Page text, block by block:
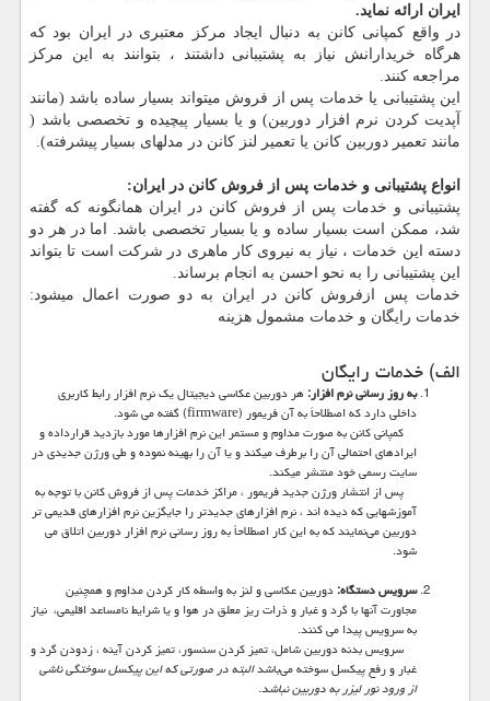
ایران ارائه نماید.
در واقع کمپانی کانن به دنبال ایجاد مرکز معتبری در ایران بود که
هرگاه خریدارانش نیاز به پشتیبانی داشتند ، بتوانند به این مرکز
مراجعه کنند.
این پشتیبانی یا خدمات پس از فروش میتواند بسیار ساده باشد (مانند
آپدیت کردن نرم افزار دوربین) و یا بسیار پیچیده و تخصصی باشد (
مانند تعمیر دوربین کانن یا تعمیر لنز کانن در مدلهای بسیار پیشرفته).
انواع پشتیبانی و خدمات پس از فروش کانن در ایران:
پشتیبانی و خدمات پس از فروش کانن در ایران همانگونه که گفته
شد، ممکن است بسیار ساده و یا بسیار تخصصی باشد. اما در هر دو
دسته این خدمات ، نیاز به نیروی کار ماهری در شرکت است تا بتواند
این پشتیبانی را به نحو احسن به انجام برساند.
خدمات پس ازفروش کانن در ایران به دو صورت اعمال میشود:
خدمات رایگان و خدمات مشمول هزینه
الف) خدمات رایگان
به روز رسانی نرم افزار: هر دوربین عکاسی دیجیتال یک نرم افزار رابط کاربری
داخلی دارد که اصطلاحاَ به آن فریمور (firmware) گفته می شود.
کمپانی کانن به صورت مداوم و مستمر این نرم افزارها مورد بازدید قرارداده و
ایرادهای احتمالی آن را برطرف میکند و یا آن را بهینه نموده و طی ورژن جدیدی در
سایت رسمی خود منتشر میکند.
پس از انتشار ورژن جدید فریمور ، مراکز خدمات پس از فروش کانن با توجه به
آموزشهایی که دیده اند ، نرم افزارهای جدیدتر را جایگزین نرم افزارهای قدیمی تر
دوربین می‌نمایند که به این کار اصطلاحاً به روز رسانی نرم افزار دوربین اتلاق می
شود.
سرویس دستگاه:دوربین عکاسی و لنز به واسطه کار کردن مداوم و همچنین
مجاورت آنها با گرد و غبار و ذرات ریز معلق در هوا و یا شرایط نامساعد اقلیمی، نیاز
به سرویس پیدا می کنند.
سرویس بدنه دوربین شامل، تمیز کردن سنسور، تمیز کردن آینه ، زدودن گرد و
غبار و رفع پیکسل سوخته می‌باشدالبته در صورتی که این پیکسل سوختگی ناشی
از ورود نور لیزر به دوربین نباشد.